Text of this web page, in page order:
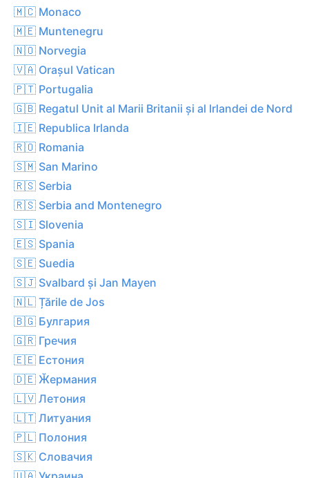
🇲🇨 Monaco
🇲🇪 Muntenegru
🇳🇴 Norvegia
🇻🇦 Orașul Vatican
🇵🇹 Portugalia
🇬🇧 Regatul Unit al Marii Britanii și al Irlandei de Nord
🇮🇪 Republica Irlanda
🇷🇴 Romania
🇸🇲 San Marino
🇷🇸 Serbia
🇷🇸 Serbia and Montenegro
🇸🇮 Slovenia
🇪🇸 Spania
🇸🇪 Suedia
🇸🇯 Svalbard și Jan Mayen
🇳🇱 Țările de Jos
🇧🇬 Булгария
🇬🇷 Гречия
🇪🇪 Естония
🇩🇪 Ӂермания
🇱🇻 Летония
🇱🇹 Литуания
🇵🇱 Полония
🇸🇰 Словачия